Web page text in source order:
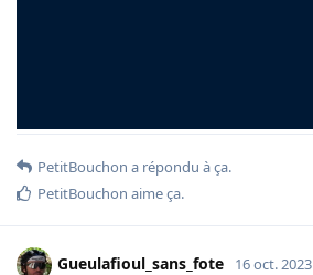
PetitBouchon a répondu à ça.
PetitBouchon aime ça.
Gueulafioul_sans_fote 16 oct. 2023